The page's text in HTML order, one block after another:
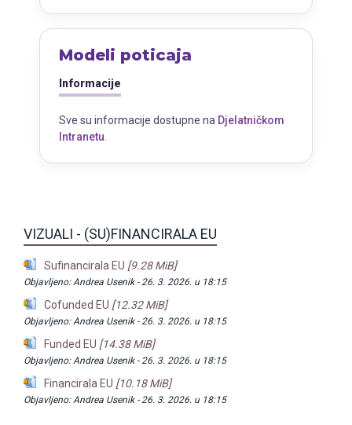
Modeli poticaja
Informacije
Sve su informacije dostupne na Djelatničkom
Intranetu.
VIZUALI - (SU)FINANCIRALA EU
Sufinancirala EU [9.28 MiB]
Objavljeno:Andrea Usenik -26. 3. 2026. u 18:15
Cofunded EU [12.32 MiB]
Objavljeno:Andrea Usenik -26. 3. 2026. u 18:15
Funded EU [14.38 MiB]
Objavljeno:Andrea Usenik -26. 3. 2026. u 18:15
Financirala EU [10.18 MiB]
Objavljeno:Andrea Usenik -26. 3. 2026. u 18:15